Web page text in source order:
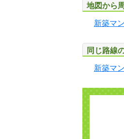
地図から
新築マ
同じ路線
新築マ